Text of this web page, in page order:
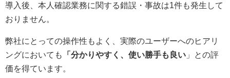
導入後、本人確認業務に関する錯誤・事故は1件も発生して
おりません。
弊社にとっての操作性もよく、実際のユーザーへのヒアリ
ングにおいても
「分かりやすく、使い勝手も良い 」との評
価を得ています。